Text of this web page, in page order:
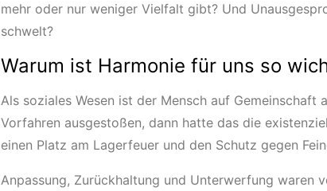
mehr oder nur weniger Vielfalt gibt? Und
schwelt?
Warum ist Harmonie für uns so
Als soziales Wesen ist der Mensch auf Gemeinschaft
Vorfahren ausgestoßen, dann hatte das die
einen Platz am Lagerfeuer und den Schutz gegen
Anpassung, Zurückhaltung und Unterwerfung waren